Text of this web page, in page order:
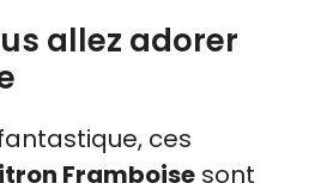
allez adorer
ces
Framboise sont